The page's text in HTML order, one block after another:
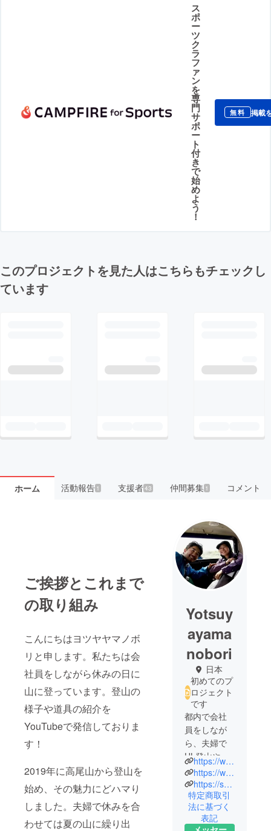
ス
ポ
ー
ツ
ク
ラ
フ
ァ
ン
を
専
門
サ
ポ
ー
ト
付
き
で
始
め
よ
う
！
無料 掲載
このプロジェクトを見た人はこちらもチェックし
ています
ホーム 活動報告1 支援者43 仲間募集 1 コメント
ご挨拶とこれまで
の取り組み
こんにちはヨツヤヤマノボ
リと申します。私たちは会
社員をしながら休みの日に
山に登っています。登山の
様子や道具の紹介を
YouTubeで発信しておりま
す！
2019年に高尾山から登山を
始め、その魅力にどハマり
しました。夫婦で休みを合
わせては夏の山に繰り出
Yotsuy
ayama
nobori
日本
初めてのプ
ロジェクト
です
都内で会社
員をしなが
ら、夫婦で
UL登山やギ
ア紹介など
をYouTube
で発信中。
登山を始め
てすぐに
https://www.youtube.com/@yotsuyayamanobori
https://www.instagram.com/yotsuyayamanobori/
https://shop.yotsuyayamanobori.com/
特定商取引
法に基づく
表記